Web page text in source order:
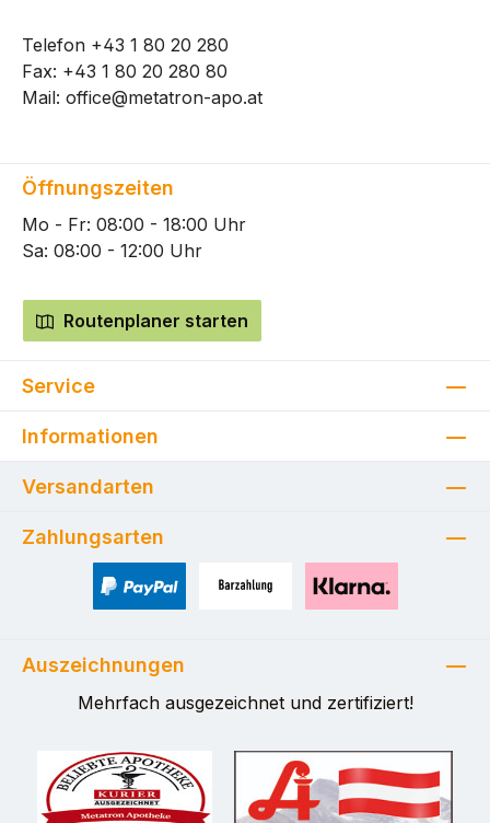
Telefon +43 1 80 20 280
Fax: +43 1 80 20 280 80
Mail: office@metatron-apo.at
Öffnungszeiten
Mo - Fr: 08:00 - 18:00 Uhr
Sa: 08:00 - 12:00 Uhr
Routenplaner starten
Service
Informationen
Versandarten
Zahlungsarten
Auszeichnungen
Mehrfach ausgezeichnet und zertifiziert!